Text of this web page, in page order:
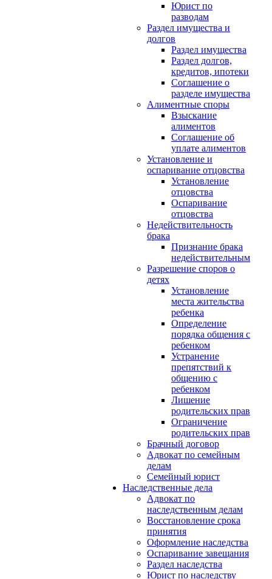
Юрист по
разводам
Раздел имущества и
долгов
Раздел имущества
Раздел долгов,
кредитов, ипотеки
Соглашение о
разделе имущества
Алиментные споры
Взыскание
алиментов
Соглашение об
уплате алиментов
Установление и
оспаривание отцовства
Установление
отцовства
Оспаривание
отцовства
Недействительность
брака
Признание брака
недействительным
Разрешение споров о
детях
Установление
места жительства
ребенка
Определение
порядка общения с
ребенком
Устранение
препятствий к
общению с
ребенком
Лишение
родительских прав
Ограничение
родительских прав
Брачный договор
Адвокат по семейным
делам
Семейный юрист
Наследственные дела
Адвокат по
наследственным делам
Восстановление срока
принятия
Оформление наследства
Оспаривание завещания
Раздел наследства
Юрист по наследству